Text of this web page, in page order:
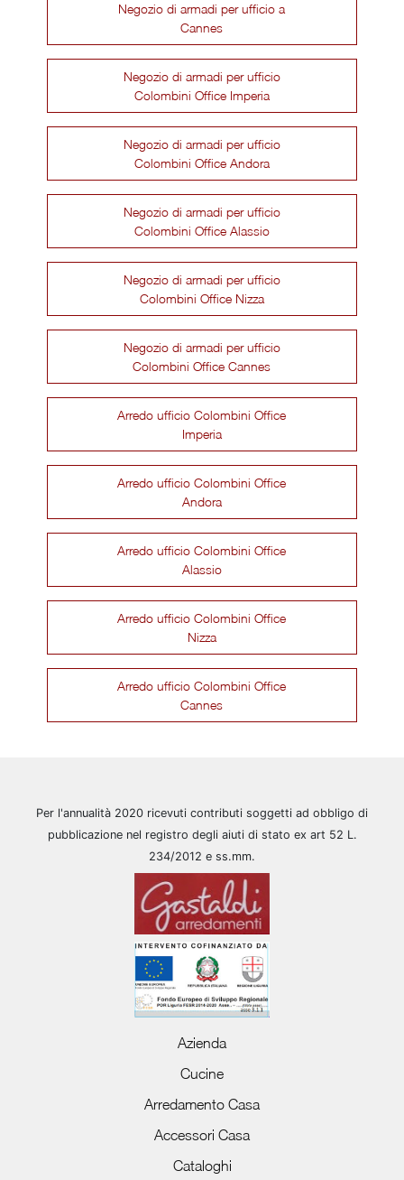
Negozio di armadi per ufficio a
Cannes
Negozio di armadi per ufficio
Colombini Office Imperia
Negozio di armadi per ufficio
Colombini Office Andora
Negozio di armadi per ufficio
Colombini Office Alassio
Negozio di armadi per ufficio
Colombini Office Nizza
Negozio di armadi per ufficio
Colombini Office Cannes
Arredo ufficio Colombini Office
Imperia
Arredo ufficio Colombini Office
Andora
Arredo ufficio Colombini Office
Alassio
Arredo ufficio Colombini Office
Nizza
Arredo ufficio Colombini Office
Cannes
Per l'annualità 2020 ricevuti contributi soggetti ad obbligo di
pubblicazione nel registro degli aiuti di stato ex art 52 L.
234/2012 e ss.mm.
Azienda
Cucine
Arredamento Casa
Accessori Casa
Cataloghi